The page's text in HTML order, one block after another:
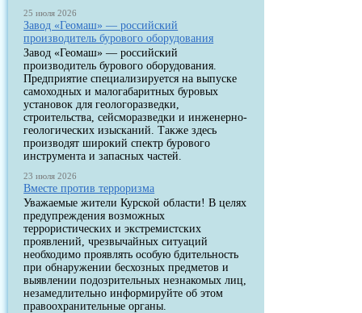
25 июля 2026
Завод «Геомаш» — российский
производитель бурового оборудования
Завод «Геомаш» — российский
производитель бурового оборудования.
Предприятие специализируется на выпуске
самоходных и малогабаритных буровых
установок для геологоразведки,
строительства, сейсморазведки и инженерно-
геологических изысканий. Также здесь
производят широкий спектр бурового
инструмента и запасных частей.
23 июля 2026
Вместе против терроризма
Уважаемые жители Курской области! В целях
предупреждения возможных
террористических и экстремистских
проявлений, чрезвычайных ситуаций
необходимо проявлять особую бдительность
при обнаружении бесхозных предметов и
выявлении подозрительных незнакомых лиц,
незамедлительно информируйте об этом
правоохранительные органы.